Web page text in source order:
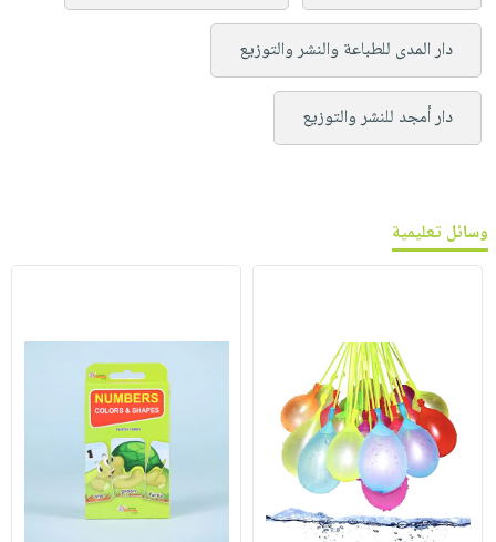
دار المدى للطباعة والنشر والتوزيع
دار أمجد للنشر والتوزيع
وسائل تعليمية